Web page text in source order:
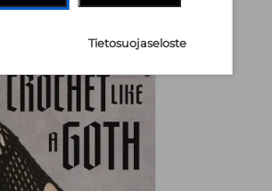
Tietosuojaseloste